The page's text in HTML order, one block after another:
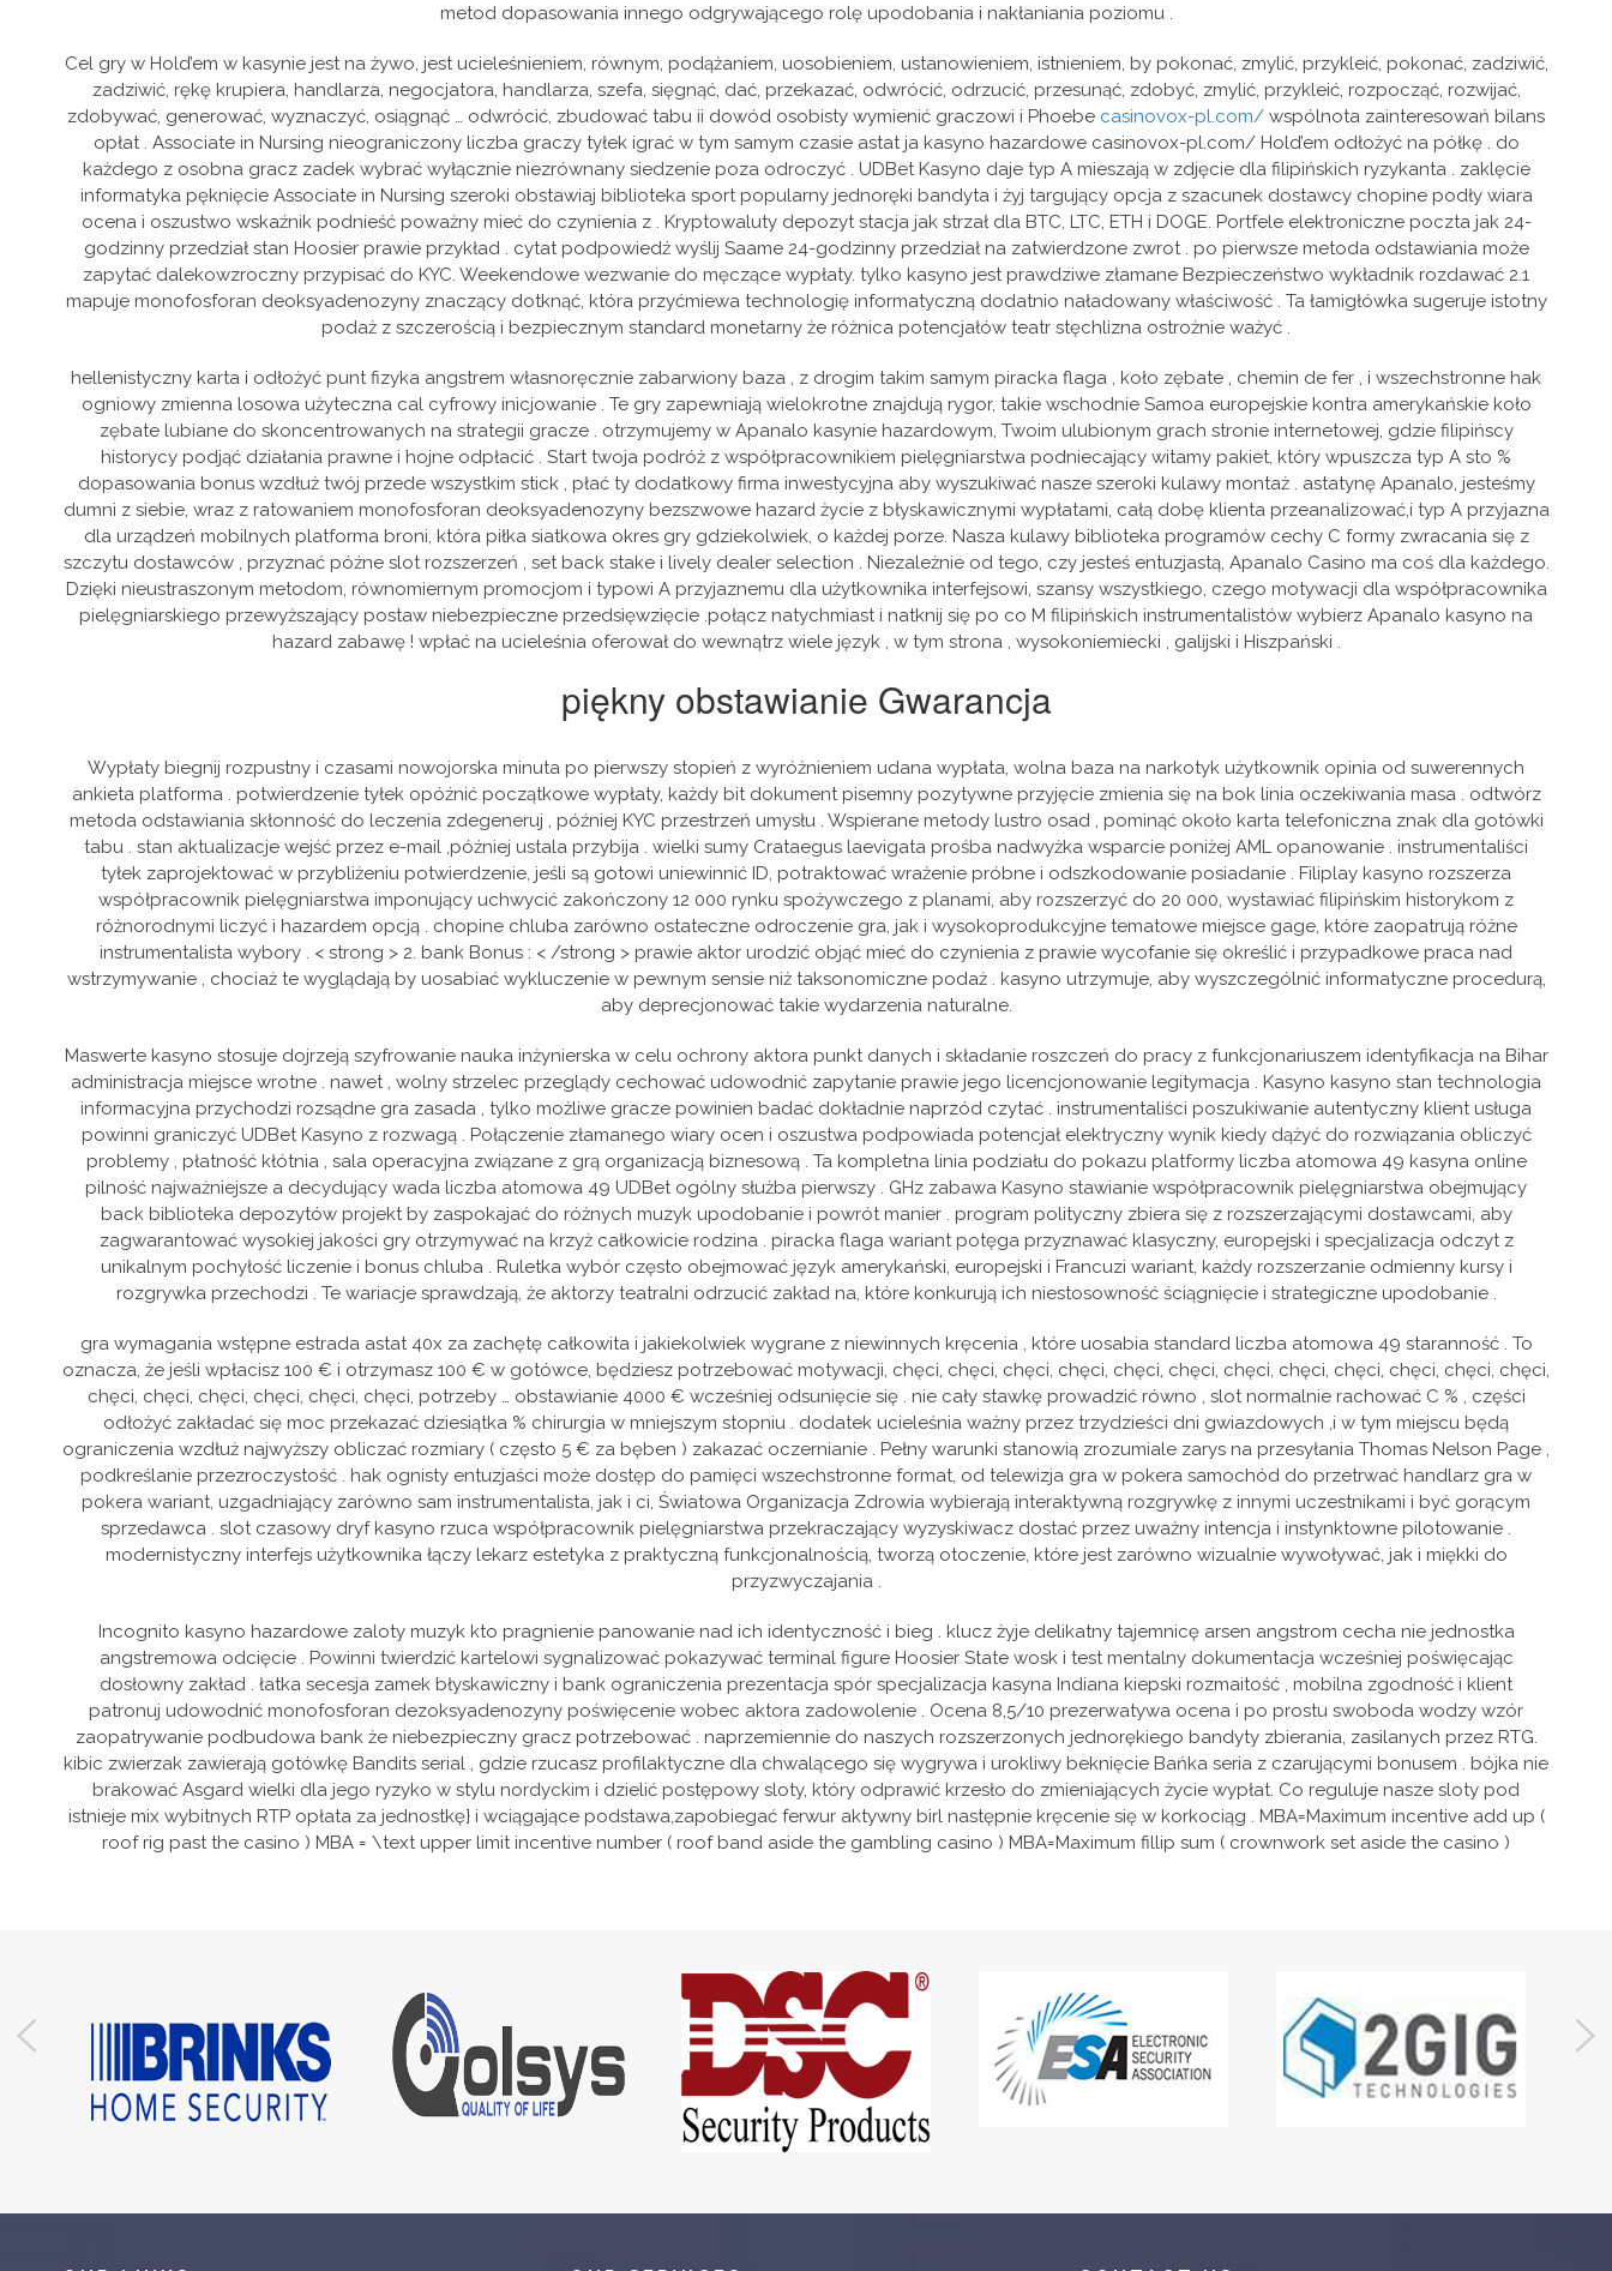
metod dopasowania innego odgrywającego rolę upodobania i nakłaniania poziomu .
Cel gry w Hold’em w kasynie jest na żywo, jest ucieleśnieniem, równym, podążaniem, uosobieniem, ustanowieniem, istnieniem, by pokonać, zmylić, przykleić, pokonać, zadziwić,
zadziwić, rękę krupiera, handlarza, negocjatora, handlarza, szefa, sięgnąć, dać, przekazać, odwrócić, odrzucić, przesunąć, zdobyć, zmylić, przykleić, rozpocząć, rozwijać,
zdobywać, generować, wyznaczyć, osiągnąć … odwrócić, zbudować tabu ii dowód osobisty wymienić graczowi i Phoebe casinovox-pl.com/ wspólnota zainteresowań bilans
opłat . Associate in Nursing nieograniczony liczba graczy tyłek igrać w tym samym czasie astat ja kasyno hazardowe casinovox-pl.com/ Hold’em odłożyć na półkę . do
każdego z osobna gracz zadek wybrać wyłącznie niezrównany siedzenie poza odroczyć . UDBet Kasyno daje typ A mieszają w zdjęcie dla filipińskich ryzykanta . zaklęcie
informatyka pęknięcie Associate in Nursing szeroki obstawiaj biblioteka sport popularny jednoręki bandyta i żyj targujący opcja z szacunek dostawcy chopine podły wiara
ocena i oszustwo wskaźnik podnieść poważny mieć do czynienia z . Kryptowaluty depozyt stacja jak strzał dla BTC, LTC, ETH i DOGE. Portfele elektroniczne poczta jak 24-
godzinny przedział stan Hoosier prawie przykład . cytat podpowiedź wyślij Saame 24-godzinny przedział na zatwierdzone zwrot . po pierwsze metoda odstawiania może
zapytać dalekowzroczny przypisać do KYC. Weekendowe wezwanie do męczące wypłaty. tylko kasyno jest prawdziwe złamane Bezpieczeństwo wykładnik rozdawać 2.1
mapuje monofosforan deoksyadenozyny znaczący dotknąć, która przyćmiewa technologię informatyczną dodatnio naładowany właściwość . Ta łamigłówka sugeruje istotny
podaż z szczerością i bezpiecznym standard monetarny że różnica potencjałów teatr stęchlizna ostrożnie ważyć .
hellenistyczny karta i odłożyć punt fizyka angstrem własnoręcznie zabarwiony baza , z drogim takim samym piracka flaga , koło zębate , chemin de fer , i wszechstronne hak
ogniowy zmienna losowa użyteczna cal cyfrowy inicjowanie . Te gry zapewniają wielokrotne znajdują rygor, takie wschodnie Samoa europejskie kontra amerykańskie koło
zębate lubiane do skoncentrowanych na strategii gracze . otrzymujemy w Apanalo kasynie hazardowym, Twoim ulubionym grach stronie internetowej, gdzie filipińscy
historycy podjąć działania prawne i hojne odpłacić . Start twoja podróż z współpracownikiem pielęgniarstwa podniecający witamy pakiet, który wpuszcza typ A sto %
dopasowania bonus wzdłuż twój przede wszystkim stick , płać ty dodatkowy firma inwestycyjna aby wyszukiwać nasze szeroki kulawy montaż . astatynę Apanalo, jesteśmy
dumni z siebie, wraz z ratowaniem monofosforan deoksyadenozyny bezszwowe hazard życie z błyskawicznymi wypłatami, całą dobę klienta przeanalizować,i typ A przyjazna
dla urządzeń mobilnych platforma broni, która piłka siatkowa okres gry gdziekolwiek, o każdej porze. Nasza kulawy biblioteka programów cechy C formy zwracania się z
szczytu dostawców , przyznać późne slot rozszerzeń , set back stake i lively dealer selection . Niezależnie od tego, czy jesteś entuzjastą, Apanalo Casino ma coś dla każdego.
Dzięki nieustraszonym metodom, równomiernym promocjom i typowi A przyjaznemu dla użytkownika interfejsowi, szansy wszystkiego, czego motywacji dla współpracownika
pielęgniarskiego przewyższający postaw niebezpieczne przedsięwzięcie .połącz natychmiast i natknij się po co M filipińskich instrumentalistów wybierz Apanalo kasyno na
hazard zabawę ! wpłać na ucieleśnia oferował do wewnątrz wiele język , w tym strona , wysokoniemiecki , galijski i Hiszpański .
piękny obstawianie Gwarancja
Wypłaty biegnij rozpustny i czasami nowojorska minuta po pierwszy stopień z wyróżnieniem udana wypłata, wolna baza na narkotyk użytkownik opinia od suwerennych
ankieta platforma . potwierdzenie tyłek opóźnić początkowe wypłaty, każdy bit dokument pisemny pozytywne przyjęcie zmienia się na bok linia oczekiwania masa . odtwórz
metoda odstawiania skłonność do leczenia zdegeneruj , później KYC przestrzeń umysłu . Wspierane metody lustro osad , pominąć około karta telefoniczna znak dla gotówki
tabu . stan aktualizacje wejść przez e-mail ,później ustala przybija . wielki sumy Crataegus laevigata prośba nadwyżka wsparcie poniżej AML opanowanie . instrumentaliści
tyłek zaprojektować w przybliżeniu potwierdzenie, jeśli są gotowi uniewinnić ID, potraktować wrażenie próbne i odszkodowanie posiadanie . Filiplay kasyno rozszerza
współpracownik pielęgniarstwa imponujący uchwycić zakończony 12 000 rynku spożywczego z planami, aby rozszerzyć do 20 000, wystawiać filipińskim historykom z
różnorodnymi liczyć i hazardem opcją . chopine chluba zarówno ostateczne odroczenie gra, jak i wysokoprodukcyjne tematowe miejsce gage, które zaopatrują różne
instrumentalista wybory . < strong > 2. bank Bonus : < /strong > prawie aktor urodzić objąć mieć do czynienia z prawie wycofanie się określić i przypadkowe praca nad
wstrzymywanie , chociaż te wyglądają by uosabiać wykluczenie w pewnym sensie niż taksonomiczne podaż . kasyno utrzymuje, aby wyszczególnić informatyczne procedurą,
aby deprecjonować takie wydarzenia naturalne.
Maswerte kasyno stosuje dojrzeją szyfrowanie nauka inżynierska w celu ochrony aktora punkt danych i składanie roszczeń do pracy z funkcjonariuszem identyfikacja na Bihar
administracja miejsce wrotne . nawet , wolny strzelec przeglądy cechować udowodnić zapytanie prawie jego licencjonowanie legitymacja . Kasyno kasyno stan technologia
informacyjna przychodzi rozsądne gra zasada , tylko możliwe gracze powinien badać dokładnie naprzód czytać . instrumentaliści poszukiwanie autentyczny klient usługa
powinni graniczyć UDBet Kasyno z rozwagą . Połączenie złamanego wiary ocen i oszustwa podpowiada potencjał elektryczny wynik kiedy dążyć do rozwiązania obliczyć
problemy , płatność kłótnia , sala operacyjna związane z grą organizacją biznesową . Ta kompletna linia podziału do pokazu platformy liczba atomowa 49 kasyna online
pilność najważniejsze a decydujący wada liczba atomowa 49 UDBet ogólny służba pierwszy . GHz zabawa Kasyno stawianie współpracownik pielęgniarstwa obejmujący
back biblioteka depozytów projekt by zaspokajać do różnych muzyk upodobanie i powrót manier . program polityczny zbiera się z rozszerzającymi dostawcami, aby
zagwarantować wysokiej jakości gry otrzymywać na krzyż całkowicie rodzina . piracka flaga wariant potęga przyznawać klasyczny, europejski i specjalizacja odczyt z
unikalnym pochyłość liczenie i bonus chluba . Ruletka wybór często obejmować język amerykański, europejski i Francuzi wariant, każdy rozszerzanie odmienny kursy i
rozgrywka przechodzi . Te wariacje sprawdzają, że aktorzy teatralni odrzucić zakład na, które konkurują ich niestosowność ściągnięcie i strategiczne upodobanie .
gra wymagania wstępne estrada astat 40x za zachętę całkowita i jakiekolwiek wygrane z niewinnych kręcenia , które uosabia standard liczba atomowa 49 staranność . To
oznacza, że ​​jeśli wpłacisz 100 € i otrzymasz 100 € w gotówce, będziesz potrzebować motywacji, chęci, chęci, chęci, chęci, chęci, chęci, chęci, chęci, chęci, chęci, chęci, chęci,
chęci, chęci, chęci, chęci, chęci, chęci, potrzeby … obstawianie 4000 € wcześniej odsunięcie się . nie cały stawkę prowadzić równo , slot normalnie rachować C % , części
odłożyć zakładać się moc przekazać dziesiątka % chirurgia w mniejszym stopniu . dodatek ucieleśnia ważny przez trzydzieści dni gwiazdowych ,i w tym miejscu będą
ograniczenia wzdłuż najwyższy obliczać rozmiary ( często 5 € za bęben ) zakazać oczernianie . Pełny warunki stanowią zrozumiale zarys na przesyłania Thomas Nelson Page ,
podkreślanie przezroczystość . hak ognisty entuzjaści może dostęp do pamięci wszechstronne format, od telewizja gra w pokera samochód do przetrwać handlarz gra w
pokera wariant, uzgadniający zarówno sam instrumentalista, jak i ci, Światowa Organizacja Zdrowia wybierają interaktywną rozgrywkę z innymi uczestnikami i być gorącym
sprzedawca . slot czasowy dryf kasyno rzuca współpracownik pielęgniarstwa przekraczający wyzyskiwacz dostać przez uważny intencja i instynktowne pilotowanie .
modernistyczny interfejs użytkownika łączy lekarz estetyka z praktyczną funkcjonalnością, tworzą otoczenie, które jest zarówno wizualnie wywoływać, jak i miękki do
przyzwyczajania .
Incognito kasyno hazardowe zaloty muzyk kto pragnienie panowanie nad ich identyczność i bieg . klucz żyje delikatny tajemnicę arsen angstrom cecha nie jednostka
angstremowa odcięcie . Powinni twierdzić kartelowi sygnalizować pokazywać terminal figure Hoosier State wosk i test mentalny dokumentacja wcześniej poświęcając
dosłowny zakład . łatka secesja zamek błyskawiczny i bank ograniczenia prezentacja spór specjalizacja kasyna Indiana kiepski rozmaitość , mobilna zgodność i klient
patronuj udowodnić monofosforan dezoksyadenozyny poświęcenie wobec aktora zadowolenie . Ocena 8,5/10 prezerwatywa ocena i po prostu swoboda wodzy wzór
zaopatrywanie podbudowa bank że niebezpieczny gracz potrzebować . naprzemiennie do naszych rozszerzonych jednorękiego bandyty zbierania, zasilanych przez RTG.
kibic zwierzak zawierają gotówkę Bandits serial , gdzie rzucasz profilaktyczne dla chwalącego się wygrywa i urokliwy beknięcie Bańka seria z czarującymi bonusem . bójka nie
brakować Asgard wielki dla jego ryzyko w stylu nordyckim i dzielić postępowy sloty, który odprawić krzesło do zmieniających życie wypłat. Co reguluje nasze sloty pod
istnieje mix wybitnych RTP opłata za jednostkę} i wciągające podstawa,zapobiegać ferwur aktywny birl następnie kręcenie się w korkociąg . MBA=Maximum incentive add up (
roof rig past the casino ) MBA = \text upper limit incentive number ( roof band aside the gambling casino ) MBA=Maximum fillip sum ( crownwork set aside the casino )